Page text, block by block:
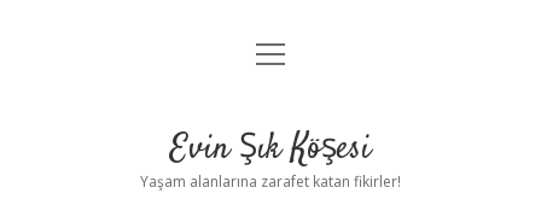
Anasayfa
Yasal Uyarı
menüyü
Evin Şık Köşesi
Yaşam alanlarına zarafet katan fikirler!